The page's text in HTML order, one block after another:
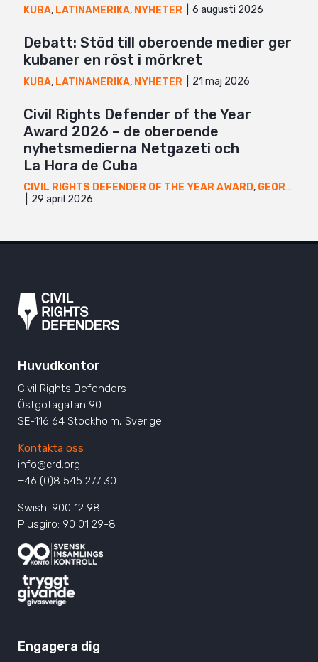
KUBA, LATINAMERIKA, NYHETER 6 augusti 2026
Debatt: Stöd till oberoende medier ger
kubaner en röst i mörkret
KUBA, LATINAMERIKA, NYHETER 21 maj 2026
Civil Rights Defender of the Year
Award 2026 – de oberoende
nyhetsmedierna Netgazeti och
La Hora de Cuba
CIVIL RIGHTS DEFENDER OF THE YEAR AWARD, GEORGIEN
29 april 2026
Huvudkontor
Civil Rights Defenders
Östgötagatan 90
SE-116 64 Stockholm, Sverige
Kontakta oss
info@crd.org
+46 (0)8 545 277 30
Swish: 900 12 98
Plusgiro: 90 01 29-8
Engagera dig